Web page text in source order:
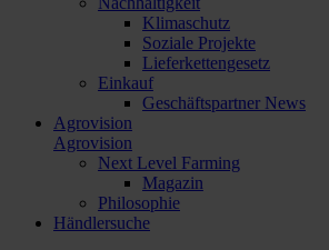
Klimaschutz
Soziale Projekte
Lieferkettengesetz
Einkauf
Geschäftspartner News
Agrovision
Agrovision
Next Level Farming
Magazin
Philosophie
Händlersuche